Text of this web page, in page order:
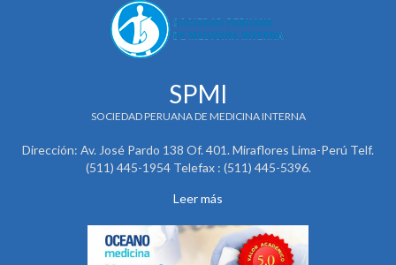
SPMI
SOCIEDAD PERUANA DE MEDICINA INTERNA
Dirección: Av. José Pardo 138 Of. 401. Miraflores Lima-Perú Telf.
(511) 445-1954 Telefax : (511) 445-5396.
Leer más